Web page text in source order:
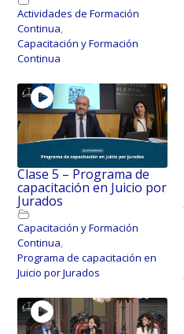
Actividades de Formación
Continua,
Capacitación y Formación
Continua
Clase 5 – Programa de
capacitación en Juicio por
Jurados
Capacitación y Formación
Continua,
Programa de capacitación en
Juicio por Jurados